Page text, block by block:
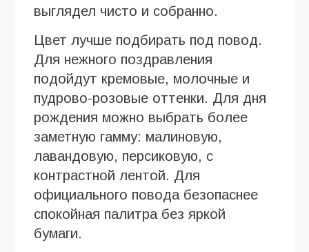
выглядел чисто и собранно.
Цвет лучше подбирать под повод.
Для нежного поздравления
подойдут кремовые, молочные и
пудрово-розовые оттенки. Для дня
рождения можно выбрать более
заметную гамму: малиновую,
лавандовую, персиковую, с
контрастной лентой. Для
официального повода безопаснее
спокойная палитра без яркой
бумаги.